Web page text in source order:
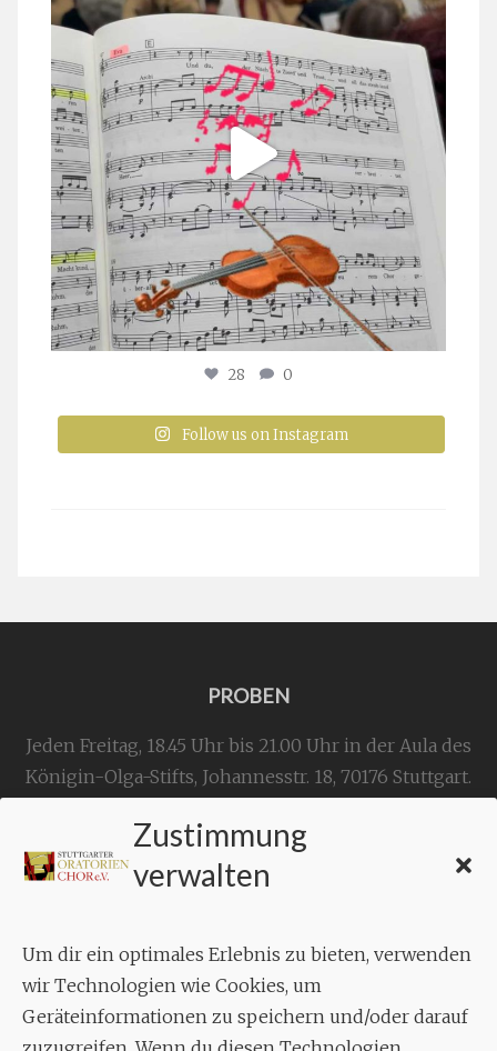
Zustimmung
verwalten
Um dir ein optimales Erlebnis zu bieten, verwenden
wir Technologien wie Cookies, um
Geräteinformationen zu speichern und/oder darauf
28 0
Follow us on Instagram
PROBEN
Jeden Freitag, 18.45 Uhr bis 21.00 Uhr in der Aula des
Königin-Olga-Stifts, Johannesstr. 18, 70176 Stuttgart.
KONTAKT
Geschäftsstelle:
Aixheimer Str. 18
70619 Stuttgart